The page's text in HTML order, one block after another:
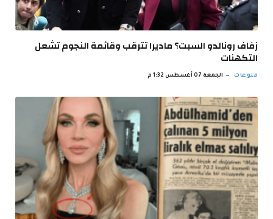
زفاف رونالدو السبت؟ ماديرا تترقب وقائمة النجوم تشعل
التكهنات
منوعات الجمعة 07 أغسطس 1:32 م